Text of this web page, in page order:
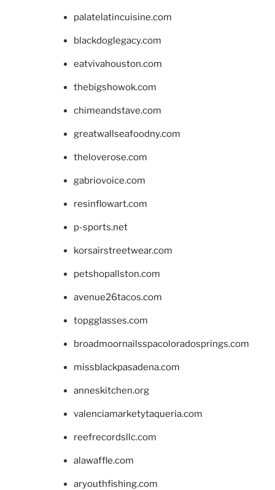
palatelatincuisine.com
blackdoglegacy.com
eatvivahouston.com
thebigshowok.com
chimeandstave.com
greatwallseafoodny.com
theloverose.com
gabriovoice.com
resinflowart.com
p-sports.net
korsairstreetwear.com
petshopallston.com
avenue26tacos.com
topgglasses.com
broadmoornailsspacoloradosprings.com
missblackpasadena.com
anneskitchen.org
valenciamarketytaqueria.com
reefrecordsllc.com
alawaffle.com
aryouthfishing.com